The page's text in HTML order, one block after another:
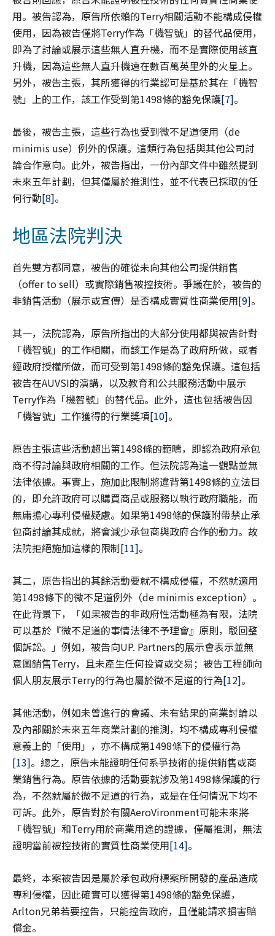
用。被告認為，原告所依賴的Terry相關活動不能構成侵權
使用，因為被告僅將Terry作為「機智號」的替代品使用，
即為了討論或展示這些無人直升機，而不是實際使用該直
升機，因為這些無人直升機遠在數百萬英里外的火星上。
另外，被告主張，其所獲得的行業認可是基於其在「機智
號」上的工作，該工作受到第1498條的豁免保護[7]。
最後，被告主張，這些行為也受到微不足道使用（de
minimis use）例外的保護。這類行為包括與其他公司討
論合作意向。此外，被告指出，一份內部文件中雖然提到
未來五年計劃，但其僅屬於推測性，並不代表已採取的任
何行動[8]。
地區法院判決
首先雙方都同意，被告的確從未向其他公司提供銷售
（offer to sell）或實際銷售被控技術。爭議在於，被告的
非銷售活動（展示或宣傳）是否構成實質性商業使用[9]。
其一，法院認為，原告所指出的大部分使用都與被告針對
「機智號」的工作相關，而該工作是為了政府所做，或者
經政府授權所做，而可受到第1498條的豁免保護。這包括
被告在AUVSI的演講，以及教育和公共服務活動中展示
Terry作為「機智號」的替代品。此外，這也包括被告因
「機智號」工作獲得的行業獎項[10]。
原告主張這些活動超出第1498條的範疇，即認為政府承包
商不得討論與政府相關的工作。但法院認為這一觀點並無
法律依據。事實上，施加此限制將違背第1498條的立法目
的，即允許政府可以購買商品或服務以執行政府職能，而
無庸擔心專利侵權疑慮。如果第1498條的保護附帶禁止承
包商討論其成就，將會減少承包商與政府合作的動力。故
法院拒絕施加這樣的限制[11]。
其二，原告指出的其餘活動要就不構成侵權，不然就適用
第1498條下的微不足道例外（de minimis exception）。
在此背景下，「如果被告的非政府性活動極為有限，法院
可以基於『微不足道的事情法律不予理會』原則，駁回整
個訴訟。」例如，被告向UP. Partners的展示會表示並無
意圖銷售Terry，且未產生任何投資或交易；被告工程師向
個人朋友展示Terry的行為也屬於微不足道的行為[12]。
其他活動，例如未曾進行的會議、未有結果的商業討論以
及內部關於未來五年商業計劃的推測，均不構成專利侵權
意義上的「使用」，亦不構成第1498條下的侵權行為
[13]。總之，原告未能證明任何系爭技術的提供銷售或商
業銷售行為。原告依據的活動要就涉及第1498條保護的行
為，不然就屬於微不足道的行為，或是在任何情況下均不
可訴。此外，原告對於有關AeroVironment可能未來將
「機智號」和Terry用於商業用途的證據，僅屬推測，無法
證明當前被控技術的實質性商業使用[14]。
最終，本案被告因是屬於承包政府標案所開發的產品造成
專利侵權，因此確實可以獲得第1498條的豁免保護，
Arlton兄弟若要控告，只能控告政府，且僅能請求損害賠
償金。